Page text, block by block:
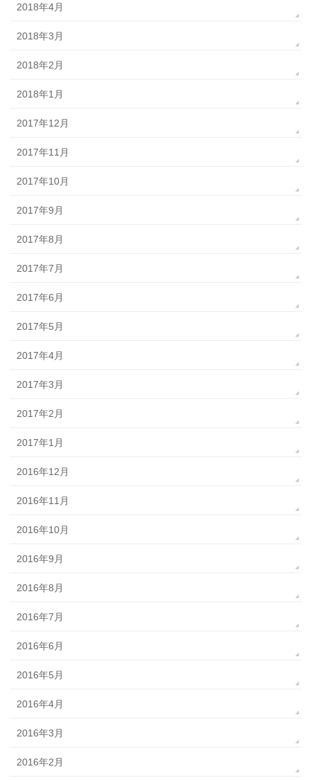
2018年4月
2018年3月
2018年2月
2018年1月
2017年12月
2017年11月
2017年10月
2017年9月
2017年8月
2017年7月
2017年6月
2017年5月
2017年4月
2017年3月
2017年2月
2017年1月
2016年12月
2016年11月
2016年10月
2016年9月
2016年8月
2016年7月
2016年6月
2016年5月
2016年4月
2016年3月
2016年2月